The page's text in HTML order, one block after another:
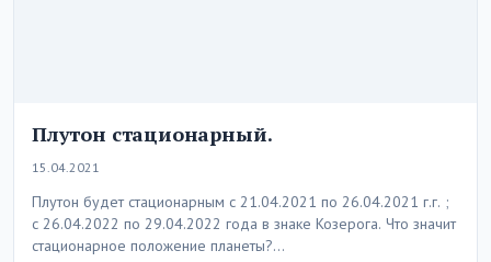
Плутон стационарный.
15.04.2021
Плутон будет стационарным с 21.04.2021 по 26.04.2021 г.г. ;
с 26.04.2022 по 29.04.2022 года в знаке Козерога. Что значит
стационарное положение планеты?…